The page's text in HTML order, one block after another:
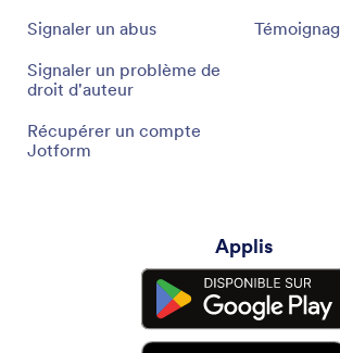
Signaler un abus
Signaler un problème de
droit d'auteur
Récupérer un compte
Jotform
Applis